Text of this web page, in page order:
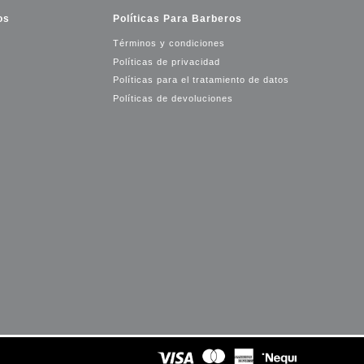
Políticas Para Barberos
Términos y condiciones
Políticas de privacidad
Políticas para el tratamiento de datos
Políticas de devoluciones